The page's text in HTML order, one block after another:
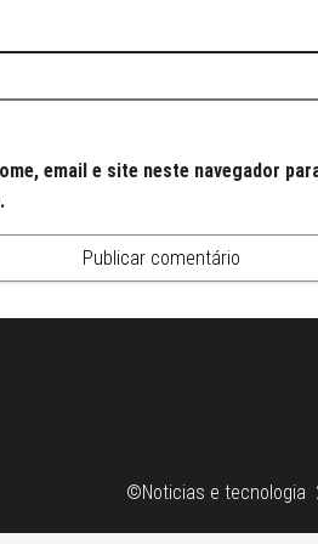
email e site neste navegador
©Noticias e tecnologia